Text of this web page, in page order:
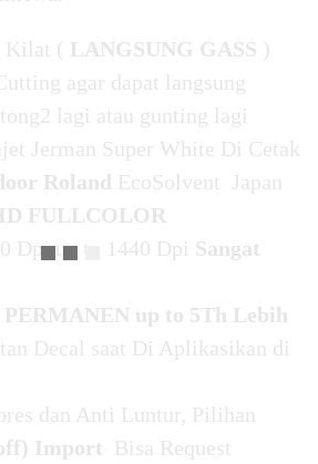
Kilat ( LANGSUNG GASS )
agar dapat langsung
lagi atau gunting lagi
Jerman Super White Di Cetak
Roland EcoSolvent Japan
FULLCOLOR
Dpi up to 1440 Dpi Sangat
PERMANEN up to 5Th Lebih
Decal saat Di Aplikasikan di
dan Anti Luntur, Pilihan
Import Bisa Request